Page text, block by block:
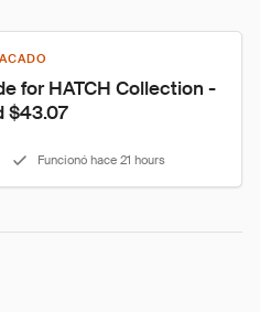
for HATCH Collection -
$43.07
Funcionó hace 21 hours